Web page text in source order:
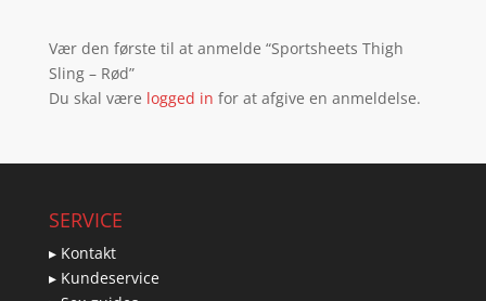
Vær den første til at anmelde “Sportsheets Thigh
Sling – Rød”
Du skal være logged in for at afgive en anmeldelse.
SERVICE
▸ Kontakt
▸ Kundeservice